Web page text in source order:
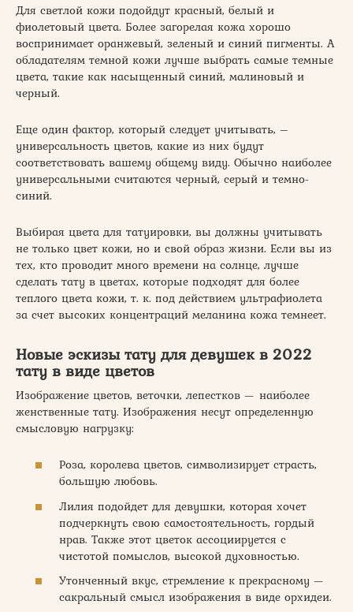
Для светлой кожи подойдут красный, белый и
фиолетовый цвета. Более загорелая кожа хорошо
воспринимает оранжевый, зеленый и синий пигменты. А
обладателям темной кожи лучше выбрать самые темные
цвета, такие как насыщенный синий, малиновый и
черный.
Еще один фактор, который следует учитывать, –
универсальность цветов, какие из них будут
соответствовать вашему общему виду. Обычно наиболее
универсальными считаются черный, серый и темно-
синий.
Выбирая цвета для татуировки, вы должны учитывать
не только цвет кожи, но и свой образ жизни. Если вы из
тех, кто проводит много времени на солнце, лучше
сделать тату в цветах, которые подходят для более
теплого цвета кожи, т. к. под действием ультрафиолета
за счет высоких концентраций меланина кожа темнеет.
Новые эскизы тату для девушек в 2022
тату в виде цветов
Изображение цветов, веточки, лепестков — наиболее
женственные тату. Изображения несут определенную
смысловую нагрузку:
Роза, королева цветов, символизирует страсть,
большую любовь.
Лилия подойдет для девушки, которая хочет
подчеркнуть свою самостоятельность, гордый
нрав. Также этот цветок ассоциируется с
чистотой помыслов, высокой духовностью.
Утонченный вкус, стремление к прекрасному —
сакральный смысл изображения в виде орхидеи.